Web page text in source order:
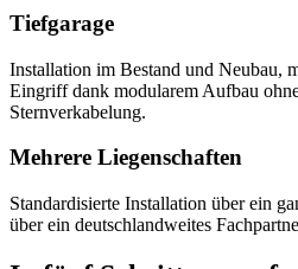
Tiefgarage
Installation im Bestand und Neubau,
Eingriff dank modularem Aufbau
Sternverkabelung.
Mehrere Liegenschaften
Standardisierte Installation über ein
über ein deutschlandweites